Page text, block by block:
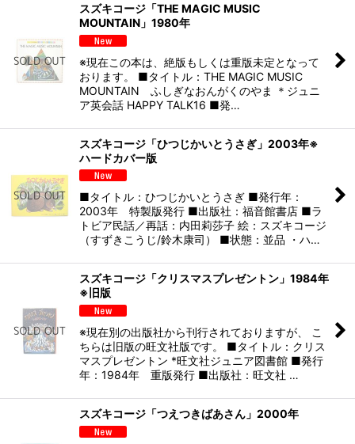
スズキコージ「THE MAGIC MUSIC
MOUNTAIN」1980年
※現在この本は、絶版もしくは重版未定となって
おります。 ■タイトル：THE MAGIC MUSIC
MOUNTAIN ふしぎなおんがくのやま ＊ジュニ
ア英会話 HAPPY TALK16 ■発…
スズキコージ「ひつじかいとうさぎ」2003年※
ハードカバー版
■タイトル：ひつじかいとうさぎ ■発行年：
2003年 特製版発行 ■出版社：福音館書店 ■ラ
トビア民話／再話：内田莉莎子 絵：スズキコージ
（すずきこうじ/鈴木康司） ■状態：並品 ・ハ…
スズキコージ「クリスマスプレゼントン」1984年
※旧版
※現在別の出版社から刊行されておりますが、 こ
ちらは旧版の旺文社版です。 ■タイトル：クリス
マスプレゼントン *旺文社ジュニア図書館 ■発行
年：1984年 重版発行 ■出版社：旺文社 …
スズキコージ「つえつきばあさん」2000年